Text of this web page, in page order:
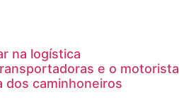
na logística
e o motorista
dos caminhoneiros